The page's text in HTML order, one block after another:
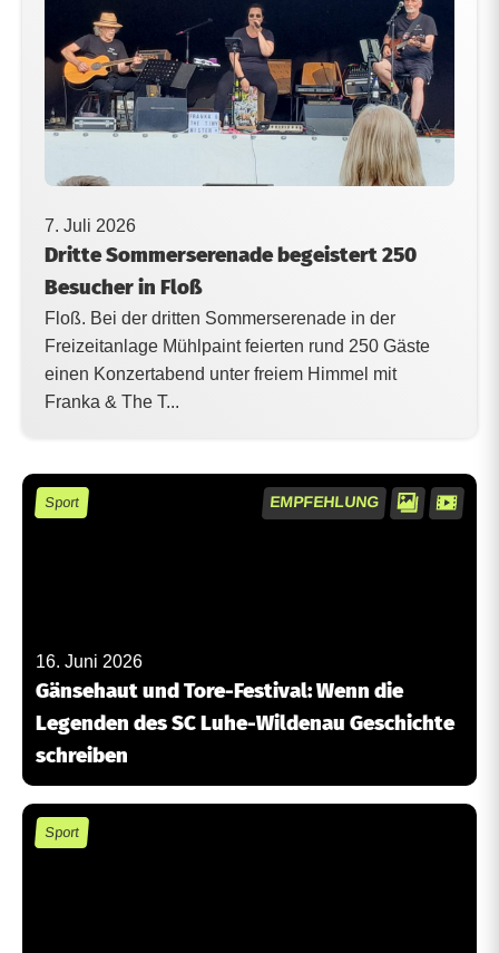
7. Juli 2026
Dritte Sommerserenade begeistert 250
Besucher in Floß
Floß. Bei der dritten Sommerserenade in der
Freizeitanlage Mühlpaint feierten rund 250 Gäste
einen Konzertabend unter freiem Himmel mit
Franka & The T...
EMPFEHLUNG
Sport
16. Juni 2026
Gänsehaut und Tore-Festival: Wenn die
Legenden des SC Luhe-Wildenau Geschichte
schreiben
Sport